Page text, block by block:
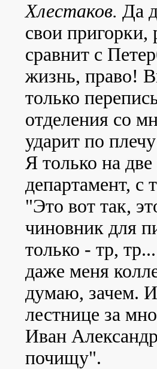
Хлестаков. Да
свои пригорки,
сравнит с
жизнь, право!
только
отделения со
ударит по
Я только на
департамент, с
"Это вот так,
чиновник для
только - тр,
даже меня
думаю, зачем.
лестнице за
Иван
почищу".